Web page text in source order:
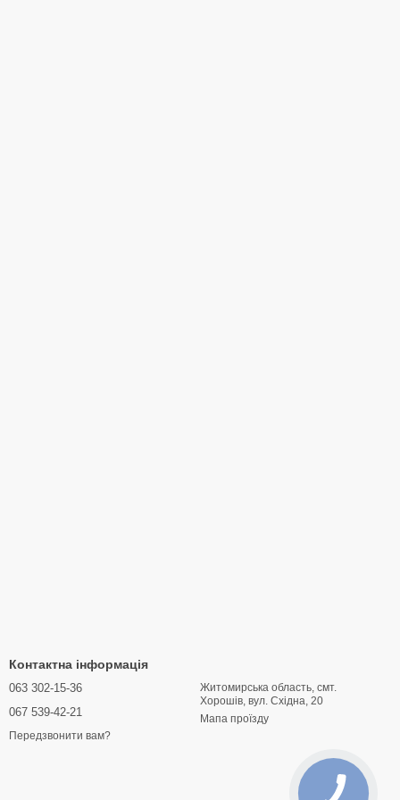
Контактна інформація
063 302-15-36
067 539-42-21
Передзвонити вам?
Житомирська область, смт.
Хорошів, вул. Східна, 20
Мапа проїзду